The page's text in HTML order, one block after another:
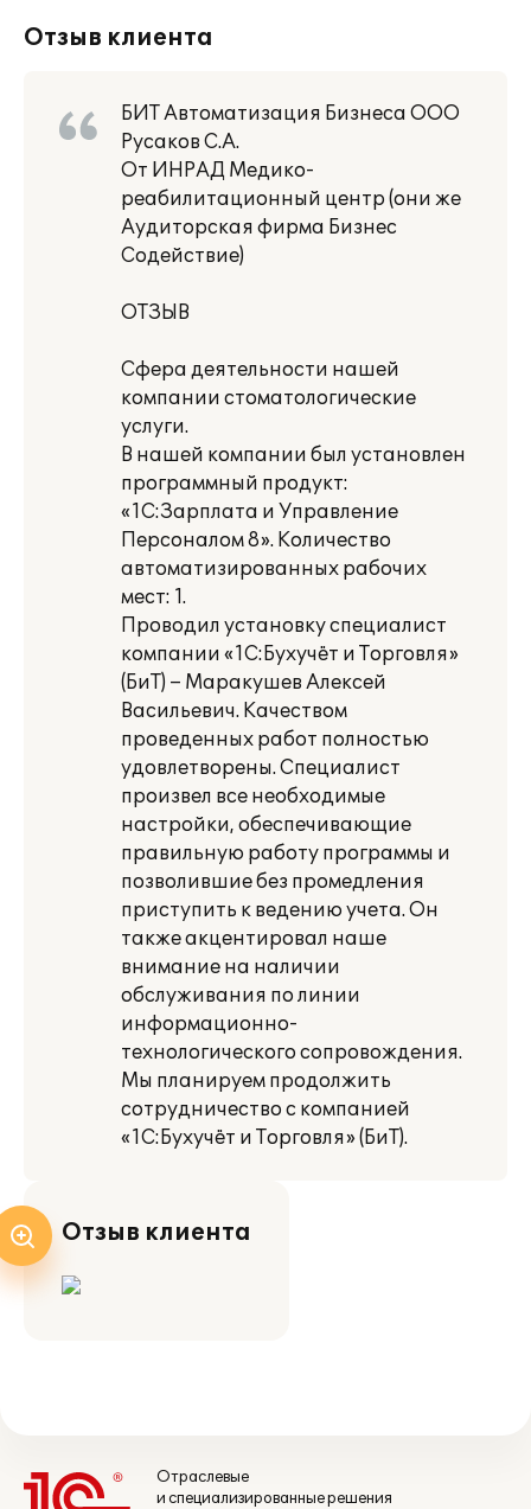
Отзыв клиента
БИТ Автоматизация Бизнеса ООО
Русаков С.А.
От ИНРАД Медико-
реабилитационный центр (они же
Аудиторская фирма Бизнес
Содействие)
ОТЗЫВ
Сфера деятельности нашей
компании стоматологические
услуги.
В нашей компании был установлен
программный продукт:
«1С:Зарплата и Управление
Персоналом 8». Количество
автоматизированных рабочих
мест: 1.
Проводил установку специалист
компании «1С:Бухучёт и Торговля»
(БиТ) – Маракушев Алексей
Васильевич. Качеством
проведенных работ полностью
удовлетворены. Специалист
произвел все необходимые
настройки, обеспечивающие
правильную работу программы и
позволившие без промедления
приступить к ведению учета. Он
также акцентировал наше
внимание на наличии
обслуживания по линии
информационно-
технологического сопровождения.
Мы планируем продолжить
сотрудничество с компанией
«1С:Бухучёт и Торговля» (БиТ).
Отзыв клиента
Отраслевые
и специализированные решения